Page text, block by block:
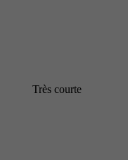
Très courte